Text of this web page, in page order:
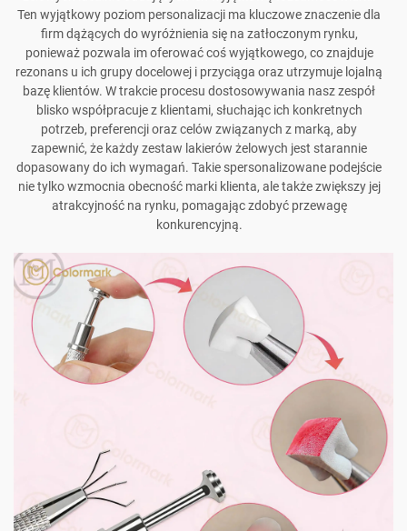
Ten wyjątkowy poziom personalizacji ma kluczowe znaczenie dla
firm dążących do wyróżnienia się na zatłoczonym rynku,
ponieważ pozwala im oferować coś wyjątkowego, co znajduje
rezonans u ich grupy docelowej i przyciąga oraz utrzymuje lojalną
bazę klientów. W trakcie procesu dostosowywania nasz zespół
blisko współpracuje z klientami, słuchając ich konkretnych
potrzeb, preferencji oraz celów związanych z marką, aby
zapewnić, że każdy zestaw lakierów żelowych jest starannie
dopasowany do ich wymagań. Takie spersonalizowane podejście
nie tylko wzmocnia obecność marki klienta, ale także zwiększy jej
atrakcyjność na rynku, pomagając zdobyć przewagę
konkurencyjną.